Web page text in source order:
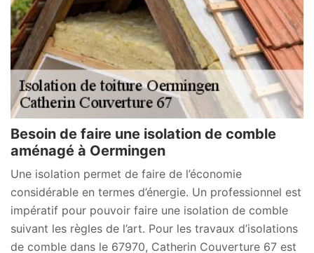
Besoin de faire une isolation de comble
aménagé à Oermingen
Une isolation permet de faire de l’économie
considérable en termes d’énergie. Un professionnel est
impératif pour pouvoir faire une isolation de comble
suivant les règles de l’art. Pour les travaux d’isolations
de comble dans le 67970, Catherin Couverture 67 est